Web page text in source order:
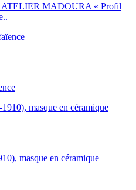
ATELIER MADOURA « Profil
masque en céramique